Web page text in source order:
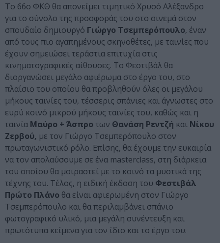
Το 66ο ΦΚΘ θα απονείμει τιμητικό Χρυσό Αλέξανδρο
για το σύνολο της προσφοράς του στο σινεμά στον
σπουδαίο δημιουργό Γιώργο Τσεμπερόπουλο, έναν
από τους πιο αγαπημένους σκηνοθέτες, με ταινίες που
έχουν σημειώσει τεράστια επιτυχία στις
κινηματογραφικές αίθουσες. Το Φεστιβάλ θα
διοργανώσει μεγάλο αφιέρωμα στο έργο του, στο
πλαίσιο του οποίου θα προβληθούν όλες οι μεγάλου
μήκους ταινίες του, τέσσερις σπάνιες και άγνωστες στο
ευρύ κοινό μικρού μήκους ταινίες του, καθώς και η
ταινία Μαύρο + Άσπρο των Θανάση Ρεντζή και Νίκου
Ζερβού, με τον Γιώργο Τσεμπερόπουλο στον
πρωταγωνιστικό ρόλο. Επίσης, θα έχουμε την ευκαιρία
να τον απολαύσουμε σε ένα masterclass, στη διάρκεια
του οποίου θα μοιραστεί με το κοινό τα μυστικά της
τέχνης του. Τέλος, η ειδική έκδοση του Φεστιβάλ
Πρώτο Πλάνο θα είναι αφιερωμένη στον Γιώργο
Τσεμπερόπουλο και θα περιλαμβάνει σπάνιο
φωτογραφικό υλικό, μια μεγάλη συνέντευξη και
πρωτότυπα κείμενα για τον ίδιο και το έργο του.